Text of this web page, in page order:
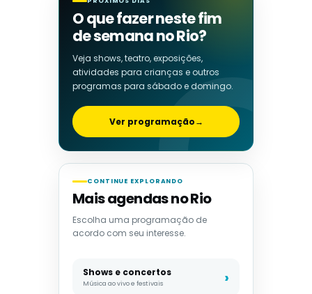
O que fazer neste fim
de semana no Rio?
Veja shows, teatro, exposições,
atividades para crianças e outros
programas para sábado e domingo.
Ver programação→
CONTINUE EXPLORANDO
Mais agendas no Rio
Escolha uma programação de
acordo com seu interesse.
Shows e concertos
Música ao vivo e festivais